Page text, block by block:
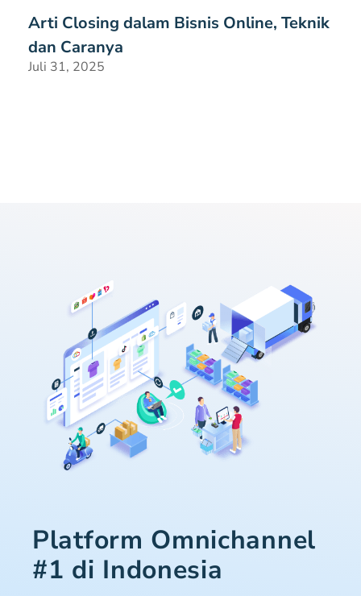
Arti Closing dalam Bisnis Online, Teknik
dan Caranya
Juli 31, 2025
Platform Omnichannel
#1 di Indonesia